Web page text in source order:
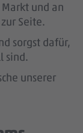
und an
Seite.
sorgst dafür,
sind.
unserer